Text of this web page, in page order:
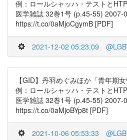
例：ロールシャッハ・テストと
医学雑誌 32巻1号 (p.45-55) 2007-
https://t.co/0aMjoCgymB [PDF]
2021-12-02 05:23:09
【GID】丹羽めぐみほか「青年期
例：ロールシャッハ・テストと
医学雑誌 32巻1号 (p.45-55) 2007-
https://t.co/0aMjoBYp8t [PDF]
2021-10-06 05:53:33